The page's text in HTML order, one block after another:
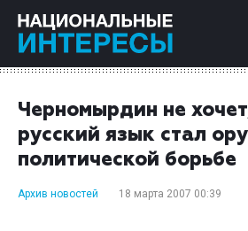
Черномырдин не
русский язык стал
политической борьбе
Архив новостей 18 марта 2007 00:39